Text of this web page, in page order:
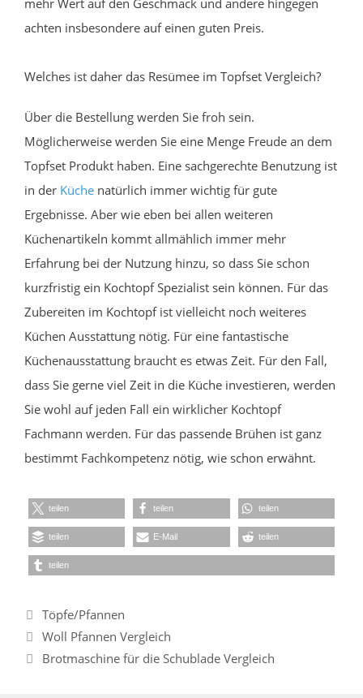
achten insbesondere auf einen guten Preis.
Welches ist daher das Resümee im Topfset Vergleich?
Über die Bestellung werden Sie froh sein.
Möglicherweise werden Sie eine Menge Freude an dem
Topfset Produkt haben. Eine sachgerechte Benutzung ist
in der Küche natürlich immer wichtig für gute
Ergebnisse. Aber wie eben bei allen weiteren
Küchenartikeln kommt allmählich immer mehr
Erfahrung bei der Nutzung hinzu, so dass Sie schon
kurzfristig ein Kochtopf Spezialist sein können. Für das
Zubereiten im Kochtopf ist vielleicht noch weiteres
Küchen Ausstattung nötig. Für eine fantastische
Küchenausstattung braucht es etwas Zeit. Für den Fall,
dass Sie gerne viel Zeit in die Küche investieren, werden
Sie wohl auf jeden Fall ein wirklicher Kochtopf
Fachmann werden. Für das passende Brühen ist ganz
bestimmt Fachkompetenz nötig, wie schon erwähnt.
teilen teilen teilen
teilen E-Mail teilen
teilen
Kategorien
Töpfe/Pfannen
Woll Pfannen Vergleich
Brotmaschine für die Schublade Vergleich